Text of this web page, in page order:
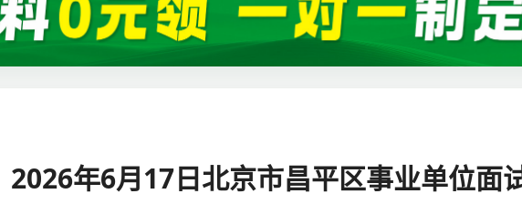
公务员课程全国
北京
内蒙古
公务员课程
考试公告
职位表
准考证打印
全国
北京
内蒙古
事业单位课程
考试公告
职位表
成绩查询
全国
北京
内蒙古
三支一扶课
考试公告
职位表
面试补录
全国
北京
内蒙古
考试公告
职位表
面试补录
全国
北京
内蒙古
考试公告
职位表
面试补录
全
北
内
2026年6月17日北京市昌平区事业单位面